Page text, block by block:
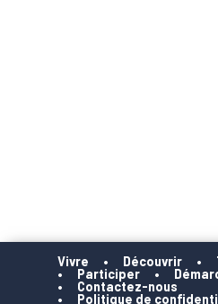
Vivre Découvrir
Participer
Contactez-nous
Politique de